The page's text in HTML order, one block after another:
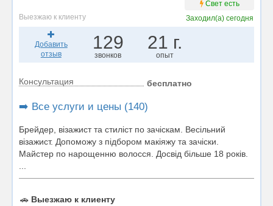
Свет есть
Выезжаю к клиенту
Заходил(а) сегодня
Добавить
отзыв
129
звонков
21 г.
опыт
Консультация бесплатно
➡️ Все услуги и цены (140)
Брейдер, візажист та стиліст по зачіскам. Весільний
візажист. Допоможу з підбором макіяжу та зачіски.
Майстер по нарощенню волосся. Досвід більше 18 років.
🚗 Выезжаю к клиенту